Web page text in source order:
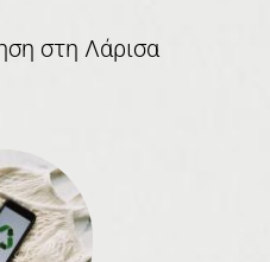
στη Λάρισα